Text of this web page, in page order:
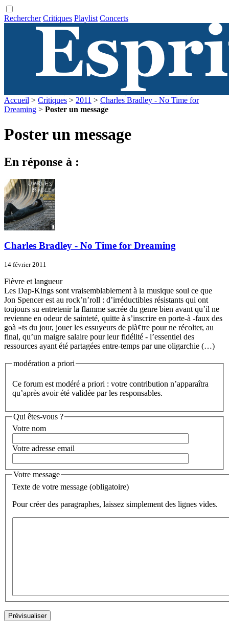
Rechercher Critiques Playlist Concerts
Accueil > Critiques > 2011 > Charles Bradley - No Time for
Dreaming > Poster un message
Poster un message
En réponse à :
Charles Bradley - No Time for Dreaming
14 février 2011
Fièvre et langueur
Les Dap-Kings sont vraisemblablement à la musique soul ce que
Jon Spencer est au rock’n’roll : d’irréductibles résistants qui ont
toujours su entretenir la flamme sacrée du genre bien avant qu’il ne
revienne en odeur de sainteté, quitte à s’inscrire en porte-à -faux des
goà »ts du jour, jouer les essuyeurs de plà¢tre pour ne récolter, au
final, qu’un maigre salaire pour leur fidélité - l’essentiel des
ressources ayant été partagées entre-temps par une oligarchie (…)
modération a priori
Ce forum est modéré a priori : votre contribution n’apparaîtra
qu’après avoir été validée par les responsables.
Qui êtes-vous ?
Votre nom
Votre adresse email
Votre message
Texte de votre message (obligatoire)
Pour créer des paragraphes, laissez simplement des lignes vides.